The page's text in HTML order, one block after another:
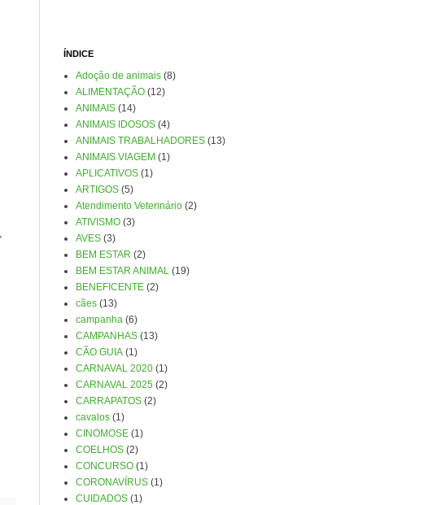
ÍNDICE
Adoção de animais (8)
ALIMENTAÇÃO (12)
ANIMAIS (14)
ANIMAIS IDOSOS (4)
ANIMAIS TRABALHADORES (13)
ANIMAIS VIAGEM (1)
APLICATIVOS (1)
ARTIGOS (5)
Atendimento Veterinário (2)
ATIVISMO (3)
AVES (3)
BEM ESTAR (2)
BEM ESTAR ANIMAL (19)
BENEFICENTE (2)
cães (13)
campanha (6)
CAMPANHAS (13)
CÃO GUIA (1)
CARNAVAL 2020 (1)
CARNAVAL 2025 (2)
CARRAPATOS (2)
cavalos (1)
CINOMOSE (1)
COELHOS (2)
CONCURSO (1)
CORONAVÍRUS (1)
CUIDADOS (1)